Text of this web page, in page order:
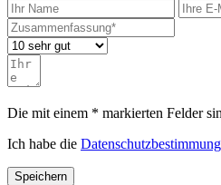
Die mit einem * markierten Felder
Ich habe die
Speichern